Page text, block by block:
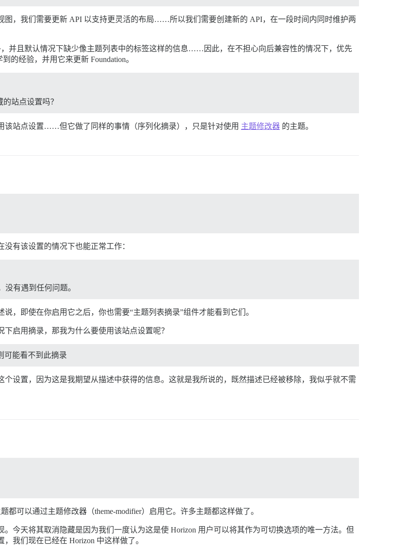
图，我们需要更新 API 以支持更灵活的布局……所以我们需要创建新的 API，在一段时间内同时维护两
并且默认情况下缺少像主题列表中的标签这样的信息……因此，在不担心向后兼容性的情况下，优先
的经验，并用它来更新 Foundation。
站点设置吗？
站点设置……但它做了同样的事情（序列化摘录），只是针对使用 主题修改器 的主题。
有该设置的情况下也能正常工作：
有遇到任何问题。
，即使在你启用它之后，你也需要“主题列表摘录”组件才能看到它们。
启用摘录，那我为什么要使用该站点设置呢？
可能看不到此摘录
设置，因为这是我期望从描述中获得的信息。这就是我所说的，既然描述已经被移除，我似乎就不需
都可以通过主题修改器（theme-modifier）启用它。许多主题都这样做了。
今天将其取消隐藏是因为我们一度认为这是使 Horizon 用户可以将其作为可切换选项的唯一方法。但
我们现在已经在 Horizon 中这样做了。